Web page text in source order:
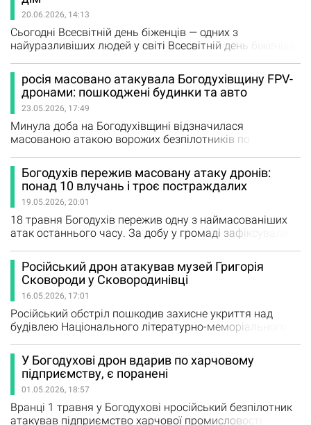
чи улюблена музика. А хтось, на жаль, чесно
зізнається:…
20.06.2026, 14:13
Сьогодні Всесвітній день біженців — одних з
найуразливіших людей у світі Всесвітній день біженців
Асамблея Організації Об'єднаних Націй встановила
його у 2000 році, щоб вшанувати мужність, силу та
стійкість людей, змушених покинути свої домівки через
конфлікти, переслідування або порушення прав
людини. Щохвилини…
росія масовано атакувала Богодухівщину FPV-
дронами: пошкоджені будинки та авто
23.05.2026, 17:49
Минула доба на Богодухівщині відзначилася
масованою атакою ворожих безпілотників по
Окупанти продовжують терор проти мирного
населення, свідомо обираючи цілями приватні
будинки, цивільні авто та фермерські господарства.
Богодухівська територіальна громада Місто Богодухів:
Протягом дня місто зазнало серії ударів ворожими…
Богодухів пережив масовану атаку дронів:
понад 10 влучань і троє постраждалих
19.05.2026, 20:01
18 травня Богодухів пережив одну з наймасованіших
атак останнього часу. За добу у громаді зафіксували
Під ударами опинилися житлові будинки,
адміністративні будівлі, торгові об’єкти та цивільна
інфраструктура. Як повідомив міський голова
Володимир Бєлий, унаслідок атак поранення дістали
двоє чоловіків, ще одна…
Російський дрон атакував музей Григорія
Сковороди у Сковородинівці
16.05.2026, 17:01
Російський обстріл пошкодив захисне укриття над
будівлею Національного літературно-меморіального
Харківщині. Про це повідомило Міністерство культури.
Йдеться про пам’ятку історії національного значення —
«Будинок, у якому жив і помер Г. С. Сковорода». За
попередньою інформацією, унаслідок атаки…
У Богодухові дрон вдарив по харчовому
підприємству, є поранені
01.05.2026, 18:57
Вранці 1 травня у Богодухові нросійський безпілотник
атакував підприємство харчової промисловості.